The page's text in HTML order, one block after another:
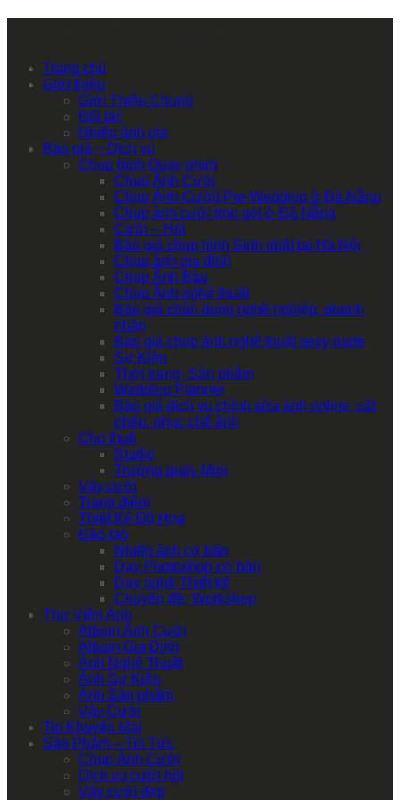
Trang chủ
Giới thiệu
Giới Thiệu Chung
Đối tác
Nhiếp ảnh gia
Báo giá – Dịch vụ
Chụp hình Quay phim
Chụp Ảnh Cưới
Chụp Ảnh Cưới| Pre-Wedding ở Đà Nẵng
Chụp ảnh cưới trọn gói ở Đà Nẵng
Cưới – Hỏi
Báo giá chụp hình Sinh nhật tại Hà Nội
Chụp ảnh gia đình
Chụp Ảnh Bầu
Chụp Ảnh nghệ thuật
Báo giá chân dung nghề nghiệp, doanh
nhân
Báo giá chụp ảnh nghệ thuật sexy nude
Sự Kiện
Thời trang- Sản phẩm
Wedding Planner
Báo giá dịch vụ chỉnh sửa ảnh online, cắt
ghép, phục chế ảnh
Cho thuê
Studio
Trường quay Mini
Váy cưới
Trang điểm
Thiết Kế Đồ Họa
Đào tạo
Nhiếp ảnh cơ bản
Dạy Photoshop cơ bản
Dạy nghề Thiết kế
Chuyên đề- Workshop
Thư Viện Ảnh
Album Ảnh Cưới
Album Gia Đình
Ảnh Nghệ Thuật
Ảnh Sự Kiện
Ảnh Sản phẩm
Váy Cưới
Tin Khuyến Mại
Sản Phẩm – Tin Tức
Chụp Ảnh Cưới
Dịch vụ cưới hỏi
Váy cưới đẹp